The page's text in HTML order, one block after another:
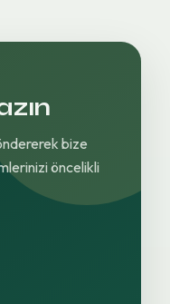
bize
öncelikli